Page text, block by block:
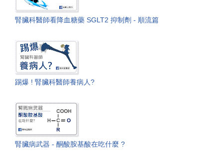
腎臟科醫師看降血糖藥 SGLT2 抑制劑 - 順流篇
踢爆 ! 腎臟科醫師養病人?
腎臟病武器 - 酮酸胺基酸在吃什麼 ?